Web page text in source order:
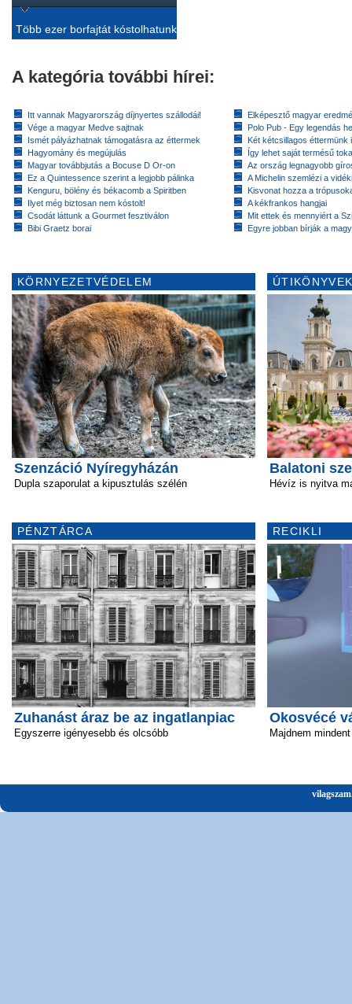
Több ezer borfajtát kóstolhatunk
A kategória további hírei:
Itt vannak Magyarország díjnyertes szállodái!
Vége a magyar Medve sajtnak
Ismét pályázhatnak támogatásra az éttermek
Hagyomány és megújulás
Magyar továbbjutás a Bocuse D Or-on
Ez a Quintessence szerint a legjobb pálinka
Kenguru, bölény és békacomb a Spiritben
Ilyet még biztosan nem kóstolt!
Csodát láttunk a Gourmet fesztiválon
Bibi Graetz borai
Elképesztő magyar
Polo Pub - Egy legendás
Két kétcsillagos éttermünk
Így lehet saját termésű
Az ország legnagyobb
A Michelin szemlézi a
Kisvonat hozza a
A kékfrankos hangjai
Mit ettek és mennyiért a
Egyre jobban bírják a
KÖRNYEZETVÉDELEM
Szenzáció Nyíregyházán
Dupla szaporulat a kipusztulás szélén
PÉNZTÁRCA
Zuhanást áraz be az ingatlanpiac
Egyszerre igényesebb és olcsóbb
Balatoni
Hévíz is nyitva
RECIKLI
Okosvécé
Majdnem